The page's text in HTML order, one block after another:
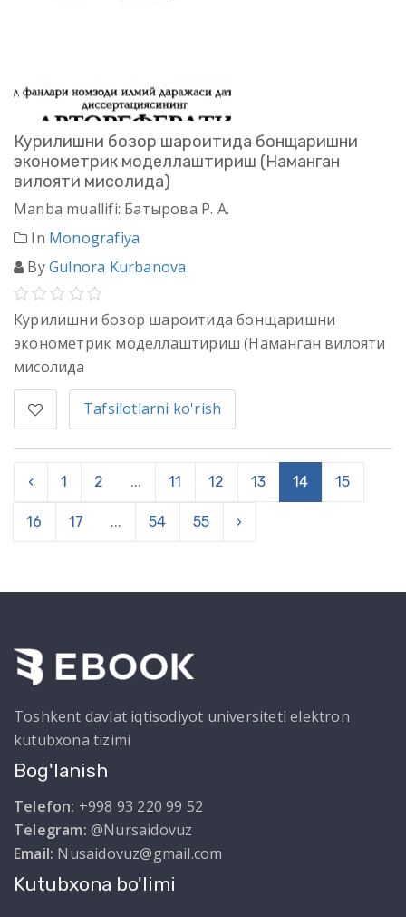
Курилишни бозор шароитида бонщаришни
эконометрик моделлаштириш (Наманган
вилояти мисолида)
Manba muallifi: Батырова Р. А.
In Monografiya
ByGulnora Kurbanova
Курилишни бозор шароитида бонщаришни
эконометрик моделлаштириш (Наманган вилояти
мисолида
Tafsilotlarni ko'rish
‹ 1 2 ... 11 12 13 14 15
16 17 ... 54 55 ›
Toshkent davlat iqtisodiyot universiteti elektron
kutubxona tizimi
Bog'lanish
Telefon: +998 93 220 99 52
Telegram: @Nursaidovuz
Email: Nusaidovuz@gmail.com
Kutubxona bo'limi